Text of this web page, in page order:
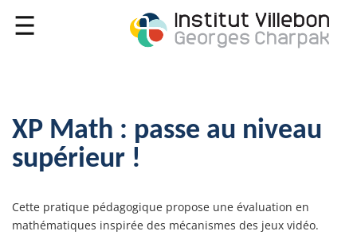
XP Math : passe au niveau
supérieur !
Cette pratique pédagogique propose une évaluation en
mathématiques inspirée des mécanismes des jeux vidéo.